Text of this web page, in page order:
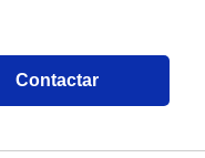
Contactar